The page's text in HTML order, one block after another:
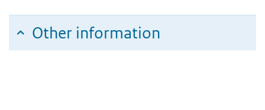
Other information